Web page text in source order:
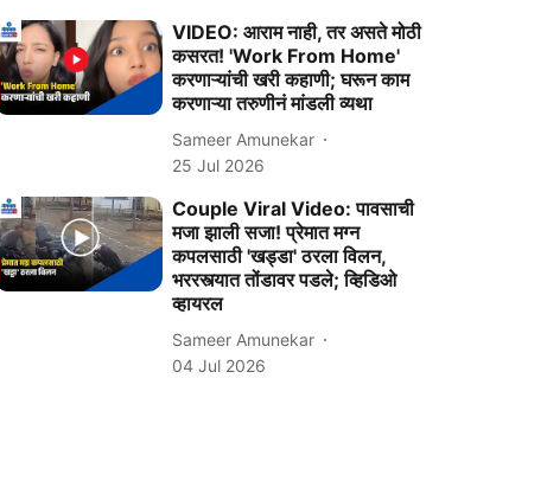
VIDEO: आराम नाही, तर असते मोठी
कसरत! 'Work From Home'
करणाऱ्यांची खरी कहाणी; घरून काम
करणाऱ्या तरुणीनं मांडली व्यथा
Sameer Amunekar
25 Jul 2026
Couple Viral Video: पावसाची
मजा झाली सजा! प्रेमात मग्न
कपलसाठी 'खड्डा' ठरला विलन,
भररस्त्यात तोंडावर पडले; व्हिडिओ
व्हायरल
Sameer Amunekar
04 Jul 2026